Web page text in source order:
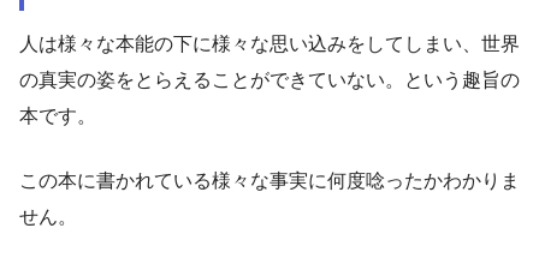
人は様々な本能の下に様々な思い込みをしてしまい、世界
の真実の姿をとらえることができていない。という趣旨の
本です。
この本に書かれている様々な事実に何度唸ったかわかりま
せん。